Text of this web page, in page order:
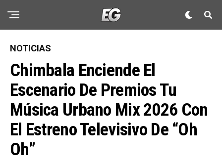
NOTICIAS
Chimbala Enciende El
Escenario De Premios Tu
Música Urbano Mix 2026 Con
El Estreno Televisivo De “Oh
Oh”